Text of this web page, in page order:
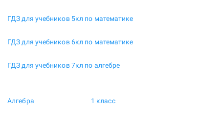
ГДЗ для учебников 5кл по математике
ГДЗ для учебников 6кл по математике
ГДЗ для учебников 7кл по алгебре
Алгебра 1 класс